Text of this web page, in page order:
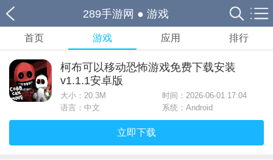
289手游网 ● 游戏
首页 游戏 应用 排行
柯布可以移动恐怖游戏免费下载安装
v1.1.1安卓版
大小： 20.3M
时间：2026-06-01 17:04
语言：中文
系统：Android
立即下载